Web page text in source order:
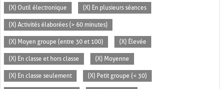
(X) Outil électronique (X) En plusieurs séances
(X) Activités élaborées (> 60 minutes)
(X) Moyen groupe (entre 30 et 100) (X) Élevée
(X) En classe et hors classe (X) Moyenne
(X) En classe seulement (X) Petit groupe (< 30)